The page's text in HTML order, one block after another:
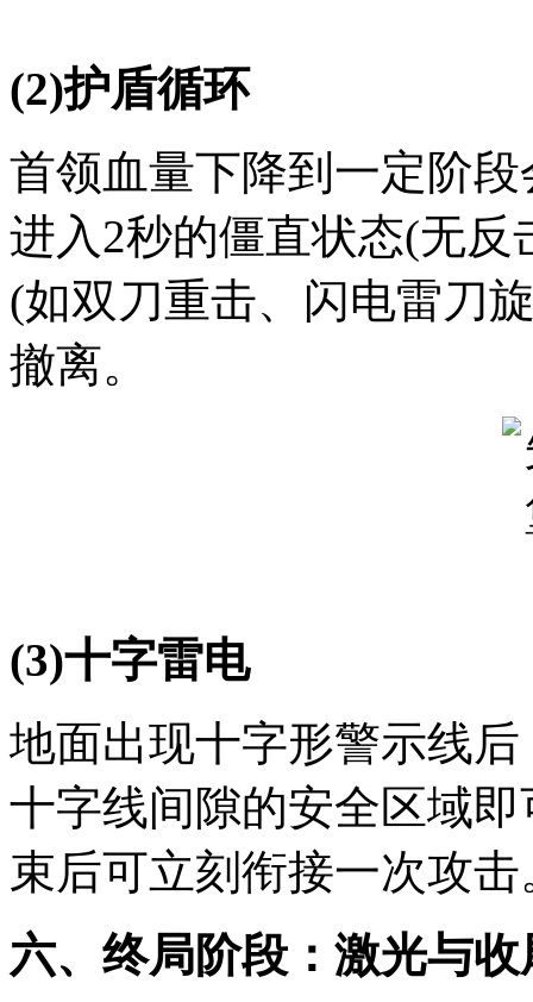
(2)护盾循环
首领血量下降到一定阶
进入2秒的僵直状态(无
(如双刀重击、闪电雷刀
撤离。
(3)十字雷电
地面出现十字形警示线
十字线间隙的安全区域
束后可立刻衔接一次攻击
六、终局阶段：激光与收